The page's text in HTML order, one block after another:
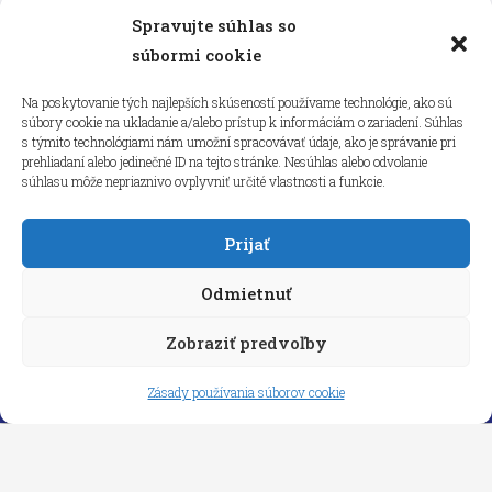
Spravujte súhlas so
súbormi cookie
Na poskytovanie tých najlepších skúseností používame technológie, ako sú
súbory cookie na ukladanie a/alebo prístup k informáciám o zariadení. Súhlas
s týmito technológiami nám umožní spracovávať údaje, ako je správanie pri
prehliadaní alebo jedinečné ID na tejto stránke. Nesúhlas alebo odvolanie
súhlasu môže nepriaznivo ovplyvniť určité vlastnosti a funkcie.
Prijať
Odmietnuť
Zobraziť predvoľby
Zásady používania súborov cookie
Kliknutím prijmete súbory cookie
Copyright © 2026 aneps.sk